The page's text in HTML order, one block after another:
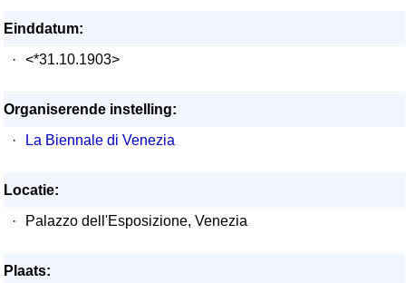
Einddatum:
·
<*31.10.1903>
Organiserende instelling:
·
La Biennale di Venezia
Locatie:
·
Palazzo dell'Esposizione, Venezia
Plaats: